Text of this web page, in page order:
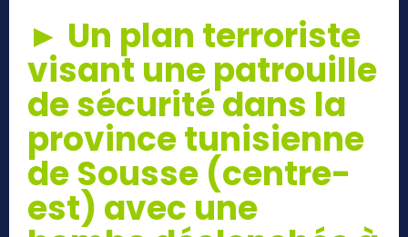
► Un plan terroriste
visant une patrouille
de sécurité dans la
province tunisienne
de Sousse (centre-
est) avec une